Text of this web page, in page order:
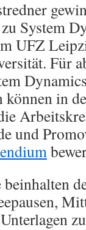
System
UFZ
Für
können in
und